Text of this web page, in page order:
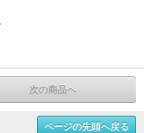
次の商品へ
ページの先頭へ戻る